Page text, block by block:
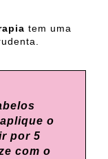
tem uma
o
por 5
com o